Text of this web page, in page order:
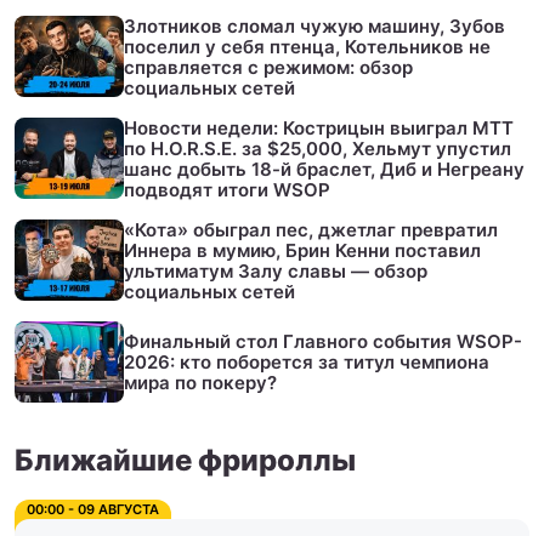
Злотников сломал чужую машину, Зубов
поселил у себя птенца, Котельников не
справляется с режимом: обзор
социальных сетей
Новости недели: Кострицын выиграл МТТ
по H.O.R.S.E. за $25,000, Хельмут упустил
шанс добыть 18-й браслет, Диб и Негреану
подводят итоги WSOP
«Кота» обыграл пес, джетлаг превратил
Иннера в мумию, Брин Кенни поставил
ультиматум Залу славы — обзор
социальных сетей
Финальный стол Главного события WSOP-
2026: кто поборется за титул чемпиона
мира по покеру?
Ближайшие фрироллы
00:00 - 09 АВГУСТА